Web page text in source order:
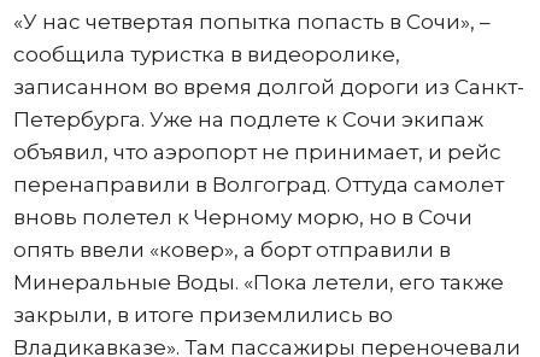
«У нас четвертая попытка попасть в Сочи», –
сообщила туристка в видеоролике,
записанном во время долгой дороги из Санкт-
Петербурга. Уже на подлете к Сочи экипаж
объявил, что аэропорт не принимает, и рейс
перенаправили в Волгоград. Оттуда самолет
вновь полетел к Черному морю, но в Сочи
опять ввели «ковер», а борт отправили в
Минеральные Воды. «Пока летели, его также
закрыли, в итоге приземлились во
Владикавказе». Там пассажиры переночевали